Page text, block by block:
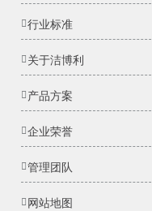
行业标准
关于洁博利
产品方案
企业荣誉
管理团队
网站地图